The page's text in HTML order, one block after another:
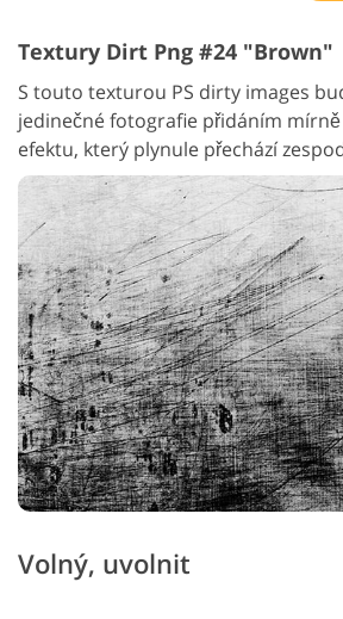
Textury Dirt Png #24 "Brown"
S touto texturou PS dirty images
jedinečné fotografie přidáním
efektu, který plynule přechází
Volný, uvolnit